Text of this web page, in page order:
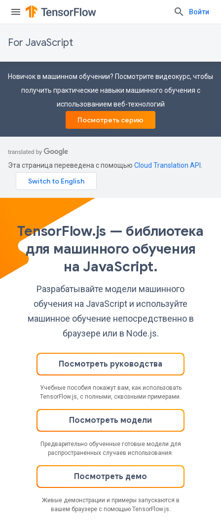
Войти
For JavaScript
Новичок в машинном обучении? Посмотрите видеокурс, чтобы
получить практические навыки машинного обучения с
использованием веб-технологий
Посмотреть серию
Эта страница переведена с помощью Cloud Translation API
TensorFlow.js — библиотека
для машинного обучения
на JavaScript.
Разрабатывайте модели машинного
обучения на JavaScript и используйте
машинное обучение непосредственно в
браузере или в Node.js.
Посмотреть руководства
Учебные пособия покажут вам, как использовать
TensorFlow.js, с полными, сквозными примерами.
Посмотреть модели
Предварительно обученные готовые модели для
распространенных случаев использования.
Посмотреть демо
Живые демонстрации и примеры запускаются в
вашем браузере с помощью TensorFlow.js.